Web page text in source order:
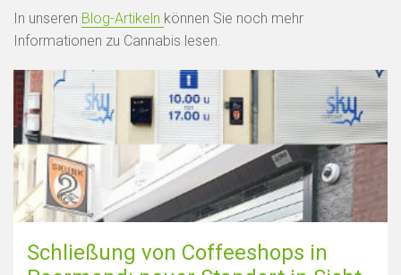
In unseren Blog-Artikeln können Sie noch mehr
Informationen zu Cannabis lesen.
Schließung von Coffeeshops in